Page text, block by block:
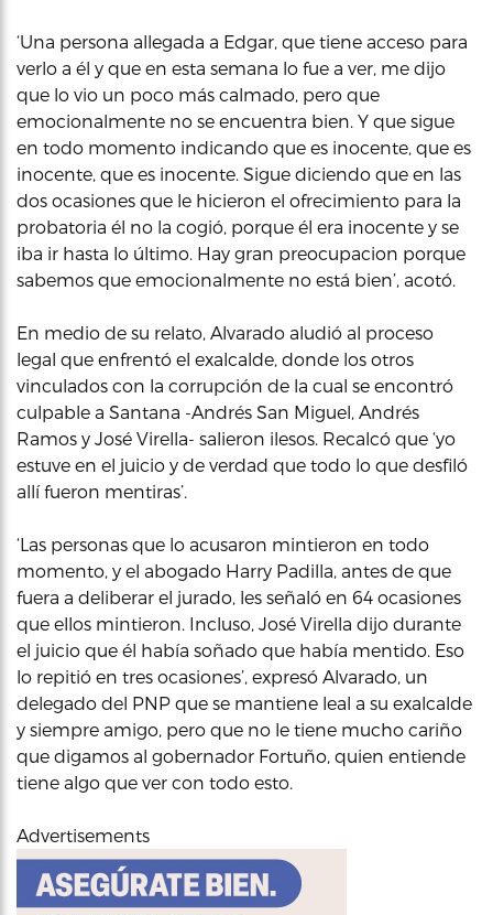
‘Una persona allegada a Edgar, que tiene acceso para
verlo a él y que en esta semana lo fue a ver, me dijo
que lo vio un poco más calmado, pero que
emocionalmente no se encuentra bien. Y que sigue
en todo momento indicando que es inocente, que es
inocente, que es inocente. Sigue diciendo que en las
dos ocasiones que le hicieron el ofrecimiento para la
probatoria él no la cogió, porque él era inocente y se
iba ir hasta lo último. Hay gran preocupacion porque
sabemos que emocionalmente no está bien’, acotó.
En medio de su relato, Alvarado aludió al proceso
legal que enfrentó el exalcalde, donde los otros
vinculados con la corrupción de la cual se encontró
culpable a Santana -Andrés San Miguel, Andrés
Ramos y José Virella- salieron ilesos. Recalcó que ‘yo
estuve en el juicio y de verdad que todo lo que desfiló
allí fueron mentiras’.
‘Las personas que lo acusaron mintieron en todo
momento, y el abogado Harry Padilla, antes de que
fuera a deliberar el jurado, les señaló en 64 ocasiones
que ellos mintieron. Incluso, José Virella dijo durante
el juicio que él había soñado que había mentido. Eso
lo repitió en tres ocasiones’, expresó Alvarado, un
delegado del PNP que se mantiene leal a su exalcalde
y siempre amigo, pero que no le tiene mucho cariño
que digamos al gobernador Fortuño, quien entiende
tiene algo que ver con todo esto.
Advertisements